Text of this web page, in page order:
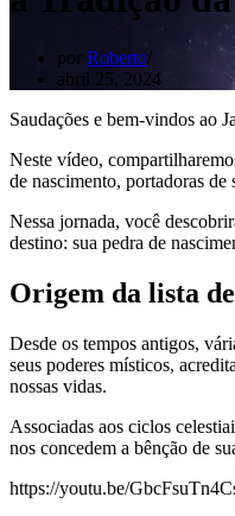
por Roberto
abril 25, 2024
Saudações e bem-vindos ao
Neste vídeo,
de nascimento, portadoras de
Nessa jornada, você
destino: sua pedra de
Origem da lista
Desde os tempos antigos,
seus poderes místicos,
nossas vidas.
Associadas aos ciclos
nos concedem a bênção de
https://youtu.be/